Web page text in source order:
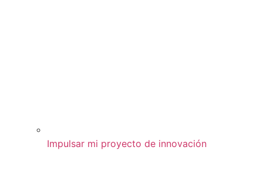
Impulsar mi proyecto de innovación